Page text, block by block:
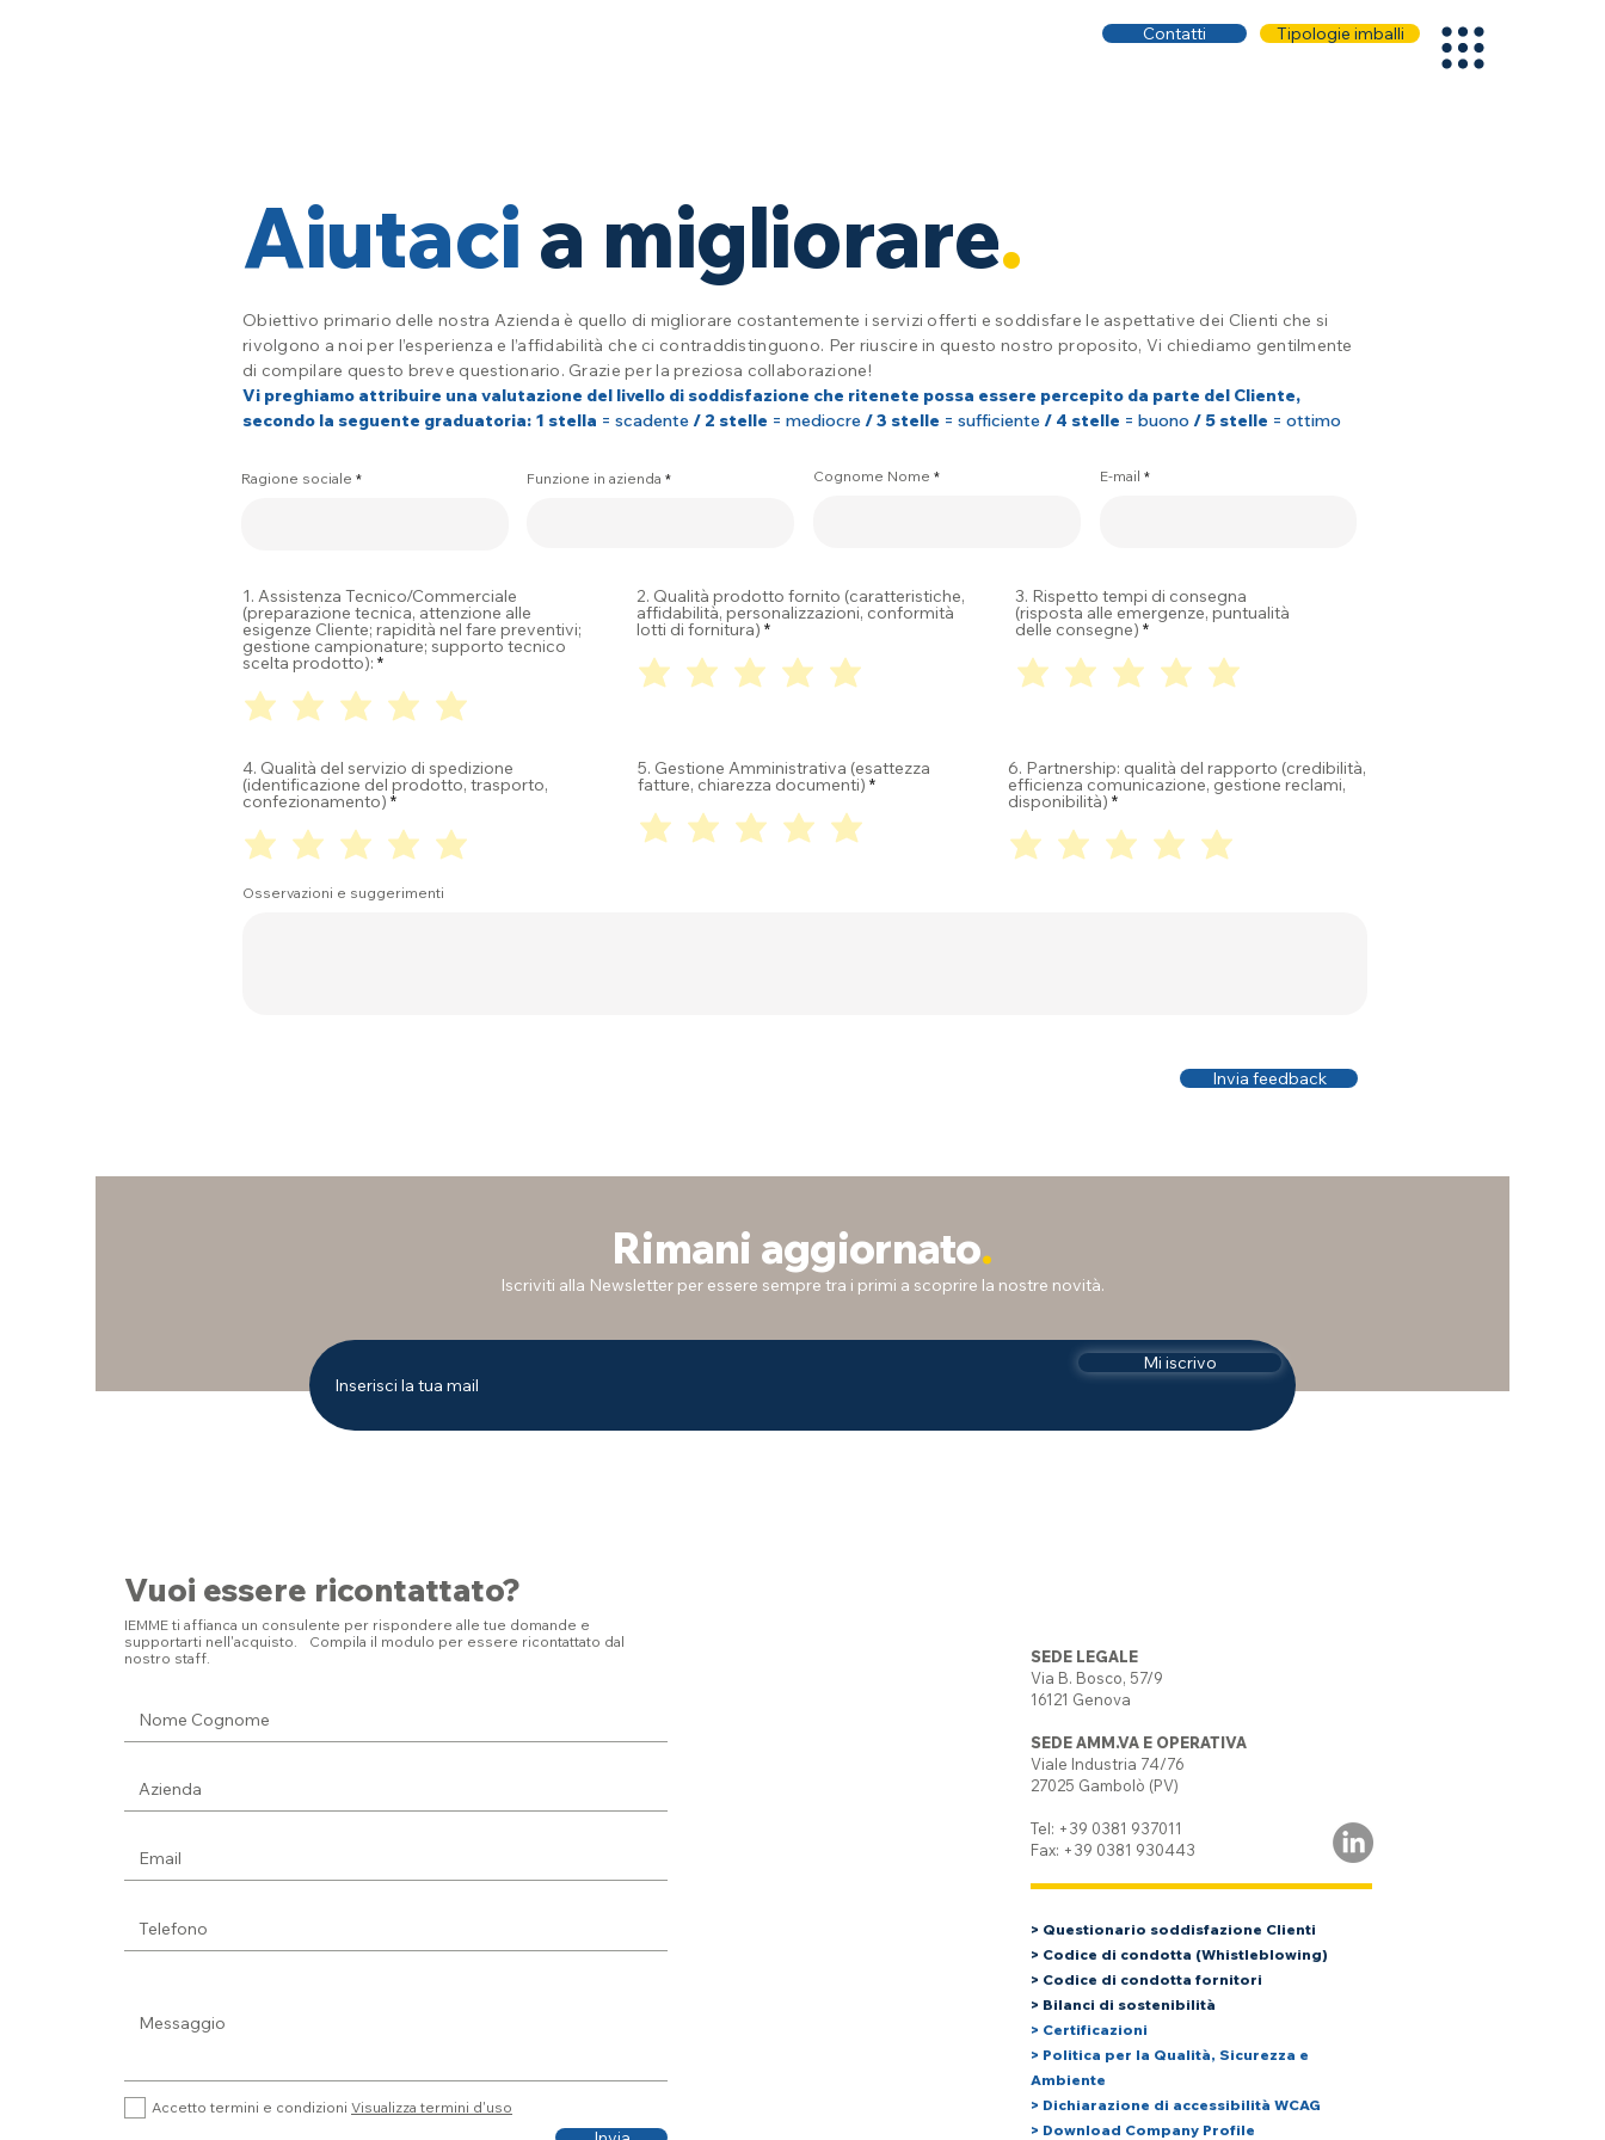
Tipologie imballi
Contatti
Aiutaci a migliorare.
Obiettivo primario delle nostra Azienda è quello di migliorare costantemente i servizi offerti e soddisfare le aspettative dei Clienti che si
rivolgono a noi per l’esperienza e l’affidabilità che ci contraddistinguono. Per riuscire in questo nostro proposito, Vi chiediamo gentilmente
di compilare questo breve questionario. Grazie per la preziosa collaborazione!
Vi preghiamo attribuire una valutazione del livello di soddisfazione che ritenete possa essere percepito da parte del Cliente,
secondo la seguente graduatoria: 1 stella = scadente/ 2 stelle = mediocre/ 3 stelle = sufficiente/ 4 stelle = buono/ 5 stelle = ottimo
Ragione sociale Funzione in azienda Cognome Nome E-mail
1. Assistenza Tecnico/Commerciale
(preparazione tecnica, attenzione alle
esigenze Cliente; rapidità nel fare preventivi;
gestione campionature; supporto tecnico
scelta prodotto):
2. Qualità prodotto fornito (caratteristiche,
affidabilità, personalizzazioni, conformità
lotti di fornitura)
3. Rispetto tempi di consegna
(risposta alle emergenze, puntualità
delle consegne)
4. Qualità del servizio di spedizione
(identificazione del prodotto, trasporto,
confezionamento)
5. Gestione Amministrativa (esattezza
fatture, chiarezza documenti)
6. Partnership: qualità del rapporto (credibilità,
efficienza comunicazione, gestione reclami,
disponibilità)
Osservazioni e suggerimenti
Invia feedback
Rimani aggiornato.
Iscriviti alla Newsletter per essere sempre tra i primi a scoprire la nostre novità.
Mi iscrivo
Vuoi essere ricontattato?
IEMME ti affianca un consulente per rispondere alle tue domande e
supportarti nell'acquisto. Compila il modulo per essere ricontattato dal
nostro staff.
Accetto termini e condizioni Visualizza termini d'uso
SEDE LEGALE
Via B. Bosco, 57/9
16121 Genova
SEDE AMM.VA E OPERATIVA
Viale Industria 74/76
27025 Gambolò (PV)
Tel: +39 0381 937011
Fax: +39 0381 930443
> Questionario soddisfazione Clienti
> Codice di condotta (Whistleblowing)
> Codice di condotta fornitori
> Bilanci di sostenibilità
> Certificazioni
> Politica per la Qualità, Sicurezza e
Ambiente
> Dichiarazione di accessibilità WCAG
> Download Company Profile